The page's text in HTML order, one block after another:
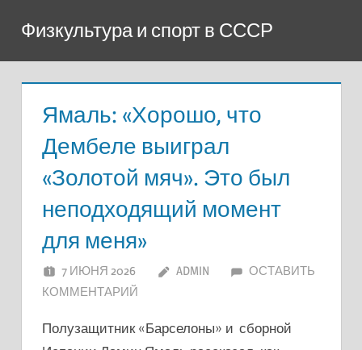
содержимому
Физкультура и спорт в СССР
Ямаль: «Хорошо, что
Дембеле выиграл
«Золотой мяч». Это был
неподходящий момент
для меня»
7 ИЮНЯ 2026 ADMIN
ОСТАВИТЬ
КОММЕНТАРИЙ
Полузащитник «Барселоны» и сборной